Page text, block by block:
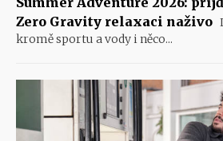
Zero Gravity relaxaci naživo
kromě sportu a vody i něco...